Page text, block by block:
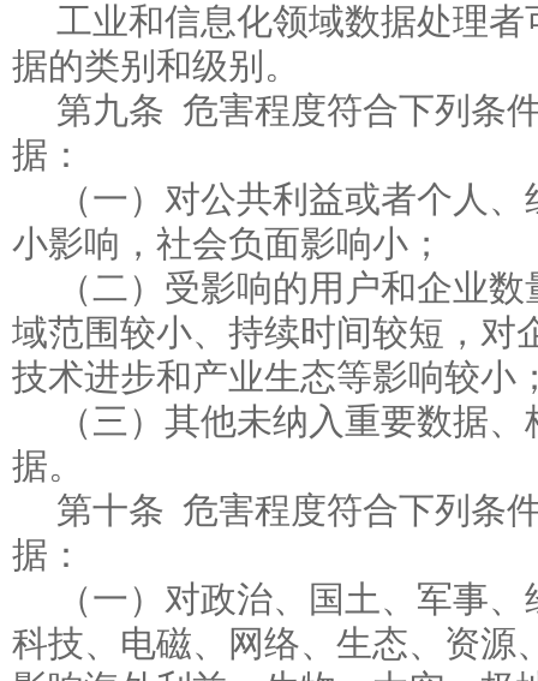
工业和信息化领域数据处理
据的类别和级别。
第九条 危害程度符合下列条
据：
（一）对公共利益或者个人
小影响，社会负面影响小；
（二）受影响的用户和企业
域范围较小、持续时间较短，对
技术进步和产业生态等影响较小
（三）其他未纳入重要数据
据。
第十条 危害程度符合下列条
据：
（一）对政治、国土、军事
科技、电磁、网络、生态、资源